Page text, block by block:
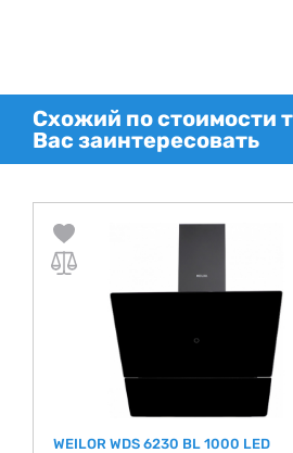
Схожий по стоимости
Вас заинтересовать
WEILOR WDS 6230 BL 1000 LED